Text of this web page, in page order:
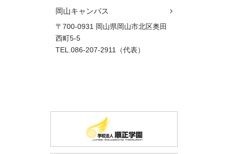
岡山キャンパス
〒700-0931 岡山県岡山市北区奥田
西町5-5
TEL.086-207-2911（代表）